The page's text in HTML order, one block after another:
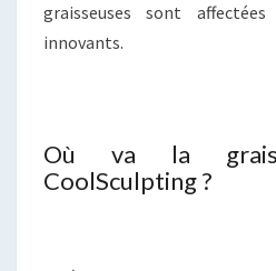
graisseuses sont
innovants.
Où va la
CoolSculpting ?